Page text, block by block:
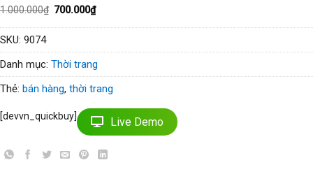
1.000.000₫ Giá
là:
700.000₫Giá
hiện
tại
SKU: 9074
Danh mục: Thời trang
Thẻ: bán hàng, thời trang
[devvn_quickbuy] Live Demo